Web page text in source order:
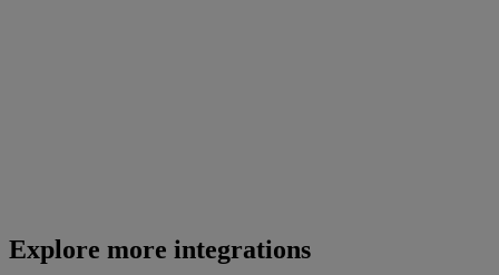
Explore more integrations